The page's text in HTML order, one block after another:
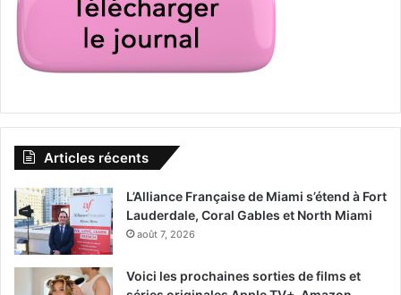
[ot-video type= »youtube »
url= »https://youtu.be/Em1onUCArxs »]
Le 29 mars :
Dumbo
Un jeune éléphant, dont les oreilles surdimensionnées lui
Articles récents
L’Alliance Française de Miami s’étend à Fort
Lauderdale, Coral Gables et North Miami
août 7, 2026
Voici les prochaines sorties de films et